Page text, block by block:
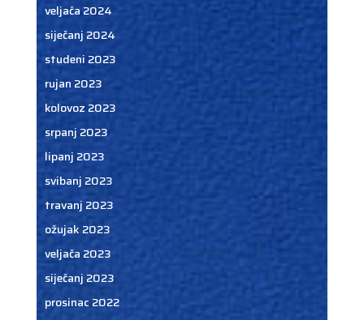
veljača 2024
siječanj 2024
studeni 2023
rujan 2023
kolovoz 2023
srpanj 2023
lipanj 2023
svibanj 2023
travanj 2023
ožujak 2023
veljača 2023
siječanj 2023
prosinac 2022